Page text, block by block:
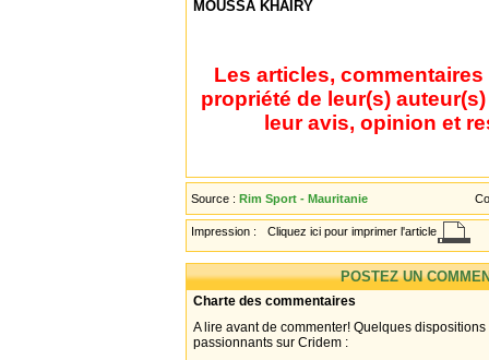
MOUSSA KHAIRY
Les articles,
propriété de leur(s)
leur avis, opinion et
Source : Rim Sport - Mauritanie
Impression : Cliquez ici pour imprimer l'article
POSTEZ UN
Charte des commentaires
A lire avant de commenter! Quelques
passionnants sur Cridem :